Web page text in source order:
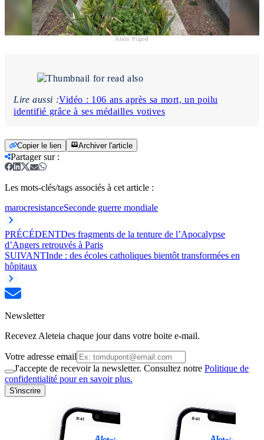
Alain Pignel
Lire aussi :Vidéo : 106 ans après sa mort, un poilu
identifié grâce à ses médailles votives
Copier le lien Archiver l'article
Partager sur:
Les mots-clés/tags associés à cet article :
marocresistanceSeconde guerre mondiale
PRÉCÉDENTDes fragments de la tenture de l’Apocalypse
d’Angers retrouvés à Paris
SUIVANTInde : des écoles catholiques bientôt transformées en
hôpitaux
Newsletter
Recevez Aleteia chaque jour dans votre boite e-mail.
Votre adresse email
J'accepte de recevoir la newsletter. Consultez notre Politique de
confidentialité pour en savoir plus.
S'inscrire